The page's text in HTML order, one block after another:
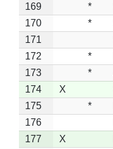
169
*
170
*
171
172
*
173
*
174
X
175
*
176
177
X